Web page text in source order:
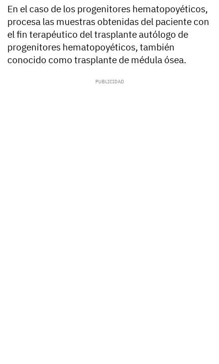
En el caso de los progenitores hematopoyéticos,
procesa las muestras obtenidas del paciente con
el fin terapéutico del trasplante autólogo de
progenitores hematopoyéticos, también
conocido como trasplante de médula ósea.